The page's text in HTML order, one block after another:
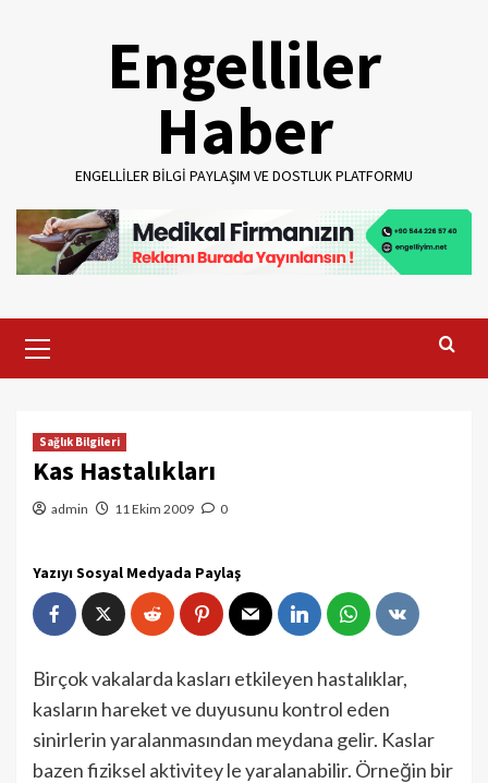
Engelliler
Haber
ENGELLILER BILGI PAYLAŞIM VE DOSTLUK PLATFORMU
Menu
Sağlık Bilgileri
Kas Hastalıkları
admin 11 Ekim 2009 0
Yazıyı Sosyal Medyada Paylaş
Birçok vakalarda kasları etkileyen hasta­lıklar,
kasların hareket ve duyusunu kont­rol eden
sinirlerin yaralanmasından mey­dana gelir. Kaslar
bazen fiziksel aktivitey le yaralanabilir. Örneğin bir